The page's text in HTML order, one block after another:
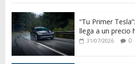
“Tu Primer
llega a un precio
31/07/2026 0